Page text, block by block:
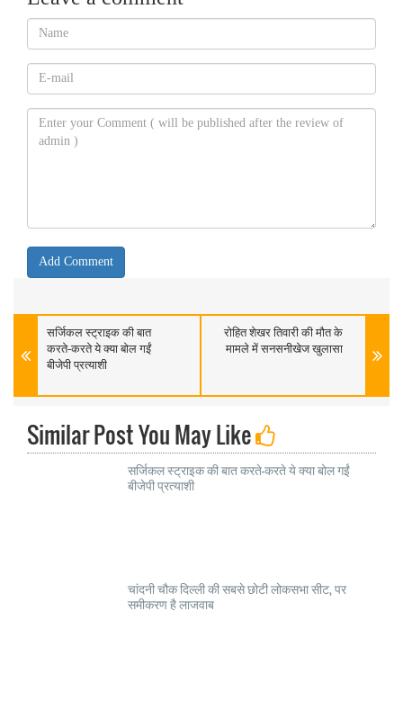
सर्जिकल स्ट्राइक की बात
करते-करते ये क्या बोल गईं
बीजेपी प्रत्याशी
रोहित शेखर तिवारी की मौत के
मामले में सनसनीखेज खुलासा
Similar Post You May Like
सर्जिकल स्ट्राइक की बात करते-करते ये क्या बोल गईं
बीजेपी प्रत्याशी
चांदनी चौक दिल्ली की सबसे छोटी लोकसभा सीट, पर
समीकरण है लाजवाब